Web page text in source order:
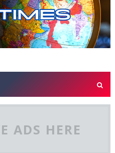
ADS HERE